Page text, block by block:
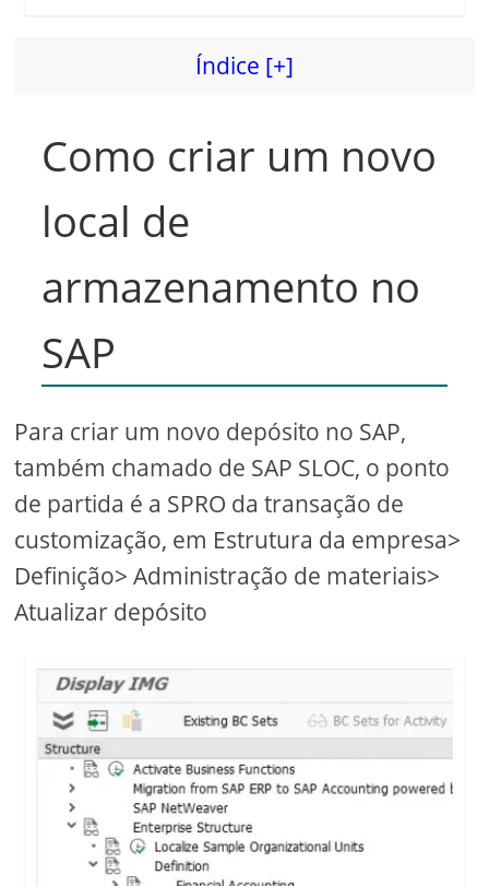
Índice [+]
Como criar um novo
local de
armazenamento no
SAP
Para criar um novo depósito no SAP,
também chamado de SAP SLOC, o ponto
de partida é a SPRO da transação de
customização, em Estrutura da empresa>
Definição> Administração de materiais>
Atualizar depósito